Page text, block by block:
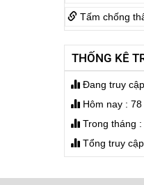
Tấm chống
THỐNG KÊ
Đang truy
Hôm nay : 78
Trong tháng
Tổng truy